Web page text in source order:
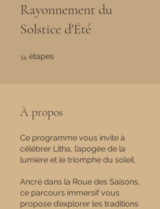
Rayonnement du
Solstice d'Été
34 étapes
À propos
Ce programme vous invite à
célébrer Litha, l’apogée de la
lumière et le triomphe du soleil.
Ancré dans la Roue des Saisons,
ce parcours immersif vous
propose d’explorer les traditions